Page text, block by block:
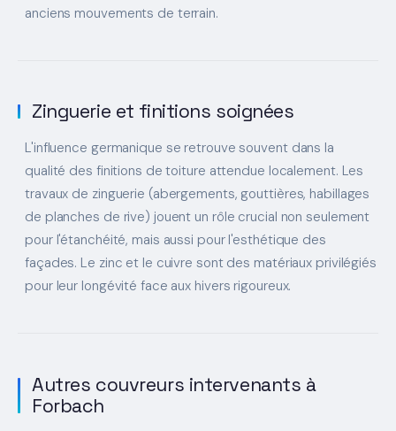
anciens mouvements de terrain.
Zinguerie et finitions soignées
L'influence germanique se retrouve souvent dans la
qualité des finitions de toiture attendue localement. Les
travaux de zinguerie (abergements, gouttières, habillages
de planches de rive) jouent un rôle crucial non seulement
pour l'étanchéité, mais aussi pour l'esthétique des
façades. Le zinc et le cuivre sont des matériaux privilégiés
pour leur longévité face aux hivers rigoureux.
Autres couvreurs intervenants à
Forbach